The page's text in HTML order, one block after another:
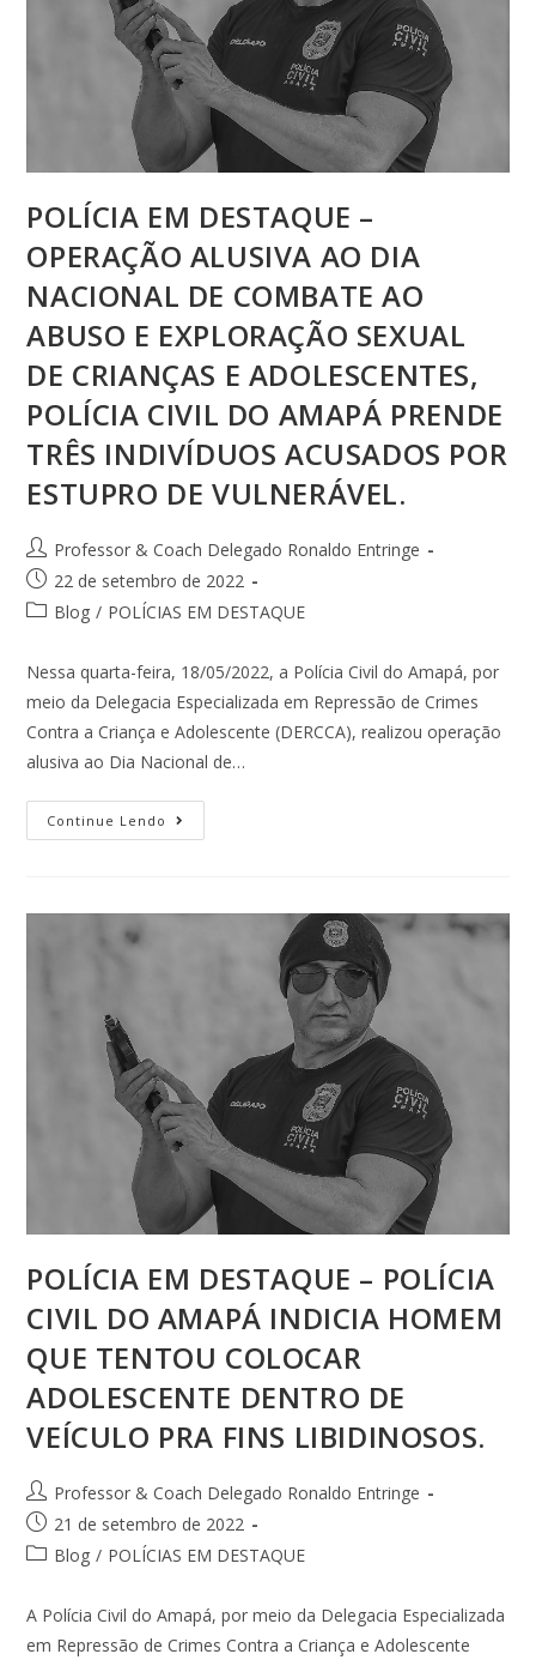
POLÍCIA EM DESTAQUE –
OPERAÇÃO ALUSIVA AO DIA
NACIONAL DE COMBATE AO
ABUSO E EXPLORAÇÃO SEXUAL
DE CRIANÇAS E ADOLESCENTES,
POLÍCIA CIVIL DO AMAPÁ PRENDE
TRÊS INDIVÍDUOS ACUSADOS POR
ESTUPRO DE VULNERÁVEL.
Professor & Coach Delegado Ronaldo Entringe
22 de setembro de 2022
Blog / POLÍCIAS EM DESTAQUE
Nessa quarta-feira, 18/05/2022, a Polícia Civil do Amapá, por
meio da Delegacia Especializada em Repressão de Crimes
Contra a Criança e Adolescente (DERCCA), realizou operação
alusiva ao Dia Nacional de…
Continue Lendo
POLÍCIA EM DESTAQUE – POLÍCIA
CIVIL DO AMAPÁ INDICIA HOMEM
QUE TENTOU COLOCAR
ADOLESCENTE DENTRO DE
VEÍCULO PRA FINS LIBIDINOSOS.
Professor & Coach Delegado Ronaldo Entringe
21 de setembro de 2022
Blog / POLÍCIAS EM DESTAQUE
A Polícia Civil do Amapá, por meio da Delegacia Especializada
em Repressão de Crimes Contra a Criança e Adolescente